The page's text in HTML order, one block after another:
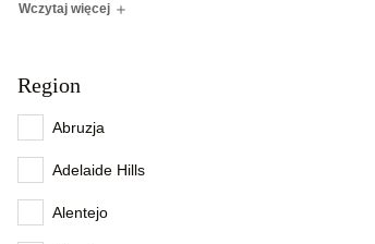
Wczytaj więcej
Region
Abruzja
Adelaide Hills
Alentejo